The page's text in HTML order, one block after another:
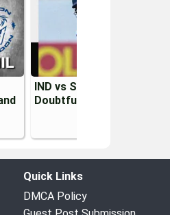
IND vs SL 2026: Kusal
Doubtful for 1st Test vs
Quick Links
DMCA Policy